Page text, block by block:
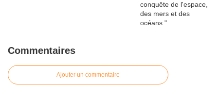
Commentaires
Ajouter un commentaire